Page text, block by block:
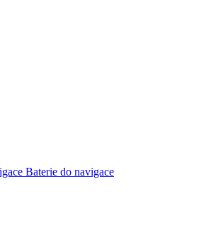
Baterie do navigace